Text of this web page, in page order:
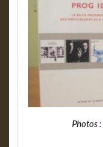
Photos :